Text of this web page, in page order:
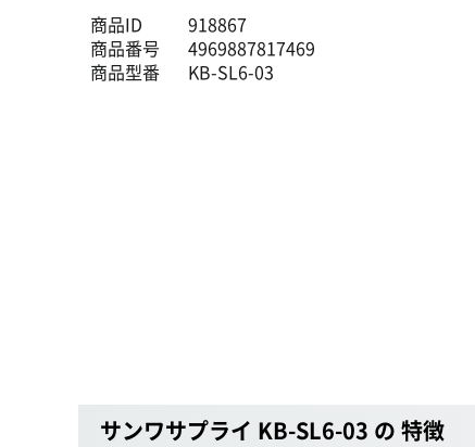
商品ID
918867
商品番号
4969887817469
商品型番
KB-SL6-03
サンワサプライ KB-SL6-03 の 特徴